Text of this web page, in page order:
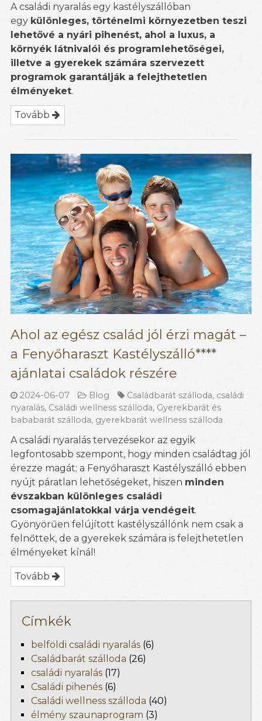
A családi nyaralás egy kastélyszállóban
egy különleges, történelmi környezetben teszi
lehetővé a nyári pihenést, ahol a luxus, a
környék látnivalói és programlehetőségei,
illetve a gyerekek számára szervezett
programok garantálják a felejthetetlen
élményeket.
Tovább
Ahol az egész család jól érzi magát –
a Fenyőharaszt Kastélyszálló****
ajánlatai családok részére
2024-06-07 Blog Családbarát szálloda, családi
nyaralás, Családi wellness szálloda, Gyerekbarát és
bababarát szálloda, gyerekbarát wellness szálloda
A családi nyaralás tervezésekor az egyik
legfontosabb szempont, hogy minden családtag jól
érezze magát; a Fenyőharaszt Kastélyszálló ebben
nyújt páratlan lehetőségeket, hiszen minden
évszakban különleges családi
csomagajánlatokkal várja vendégeit.
Gyönyörűen felújított kastélyszállónk nem csak a
felnőttek, de a gyerekek számára is felejthetetlen
élményeket kínál!
Tovább
Címkék
belföldi családi nyaralás (6)
Családbarát szálloda (26)
családi nyaralás (17)
Családi pihenés (6)
Családi wellness szálloda (40)
élmény szaunaprogram (3)